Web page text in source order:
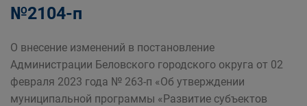
№2104-п
О внесение изменений в постановление
Администрации Беловского городского округа от 02
февраля 2023 года № 263-п «Об утверждении
муниципальной программы «Развитие субъектов